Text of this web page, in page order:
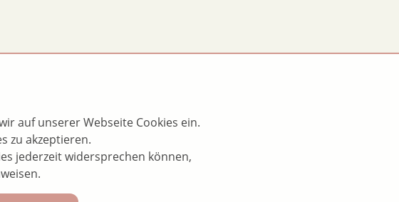
auf unserer Webseite Cookies ein.
zu akzeptieren.
jederzeit widersprechen können,